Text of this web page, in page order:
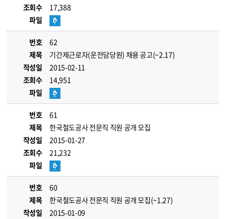
조회수
17,388
파일
번호
62
제목
기간제근로자(운전담당원) 채용 공고(~2.17)
작성일
2015-02-11
조회수
14,951
파일
번호
61
제목
한국철도공사 전문직 직원 공개 모집
작성일
2015-01-27
조회수
21,232
파일
번호
60
제목
한국철도공사 전문직 직원 공개 모집(~1.27)
작성일
2015-01-09